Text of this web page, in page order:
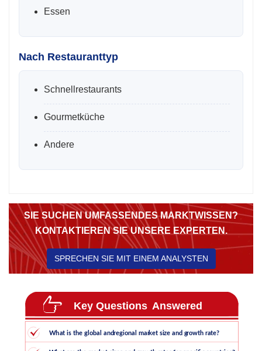
Essen
Nach Restauranttyp
Schnellrestaurants
Gourmetküche
Andere
SIE SUCHEN UMFASSENDES MARKTWISSEN?
KONTAKTIEREN SIE UNSERE EXPERTEN.
SPRECHEN SIE MIT EINEM ANALYSTEN